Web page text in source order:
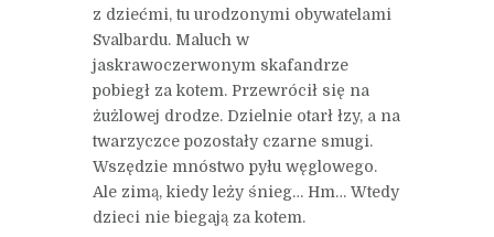
z dziećmi, tu urodzonymi obywatelami
Svalbardu. Maluch w
jaskrawoczerwonym skafandrze
pobiegł za kotem. Przewrócił się na
żużlowej drodze. Dzielnie otarł łzy, a na
twarzyczce pozostały czarne smugi.
Wszędzie mnóstwo pyłu węglowego.
Ale zimą, kiedy leży śnieg… Hm… Wtedy
dzieci nie biegają za kotem.